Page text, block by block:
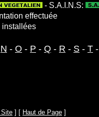
- S.A.I.N.S:
effectuée
installées
N - O - P - Q - R - S - T -
Site ] [ Haut de Page ]